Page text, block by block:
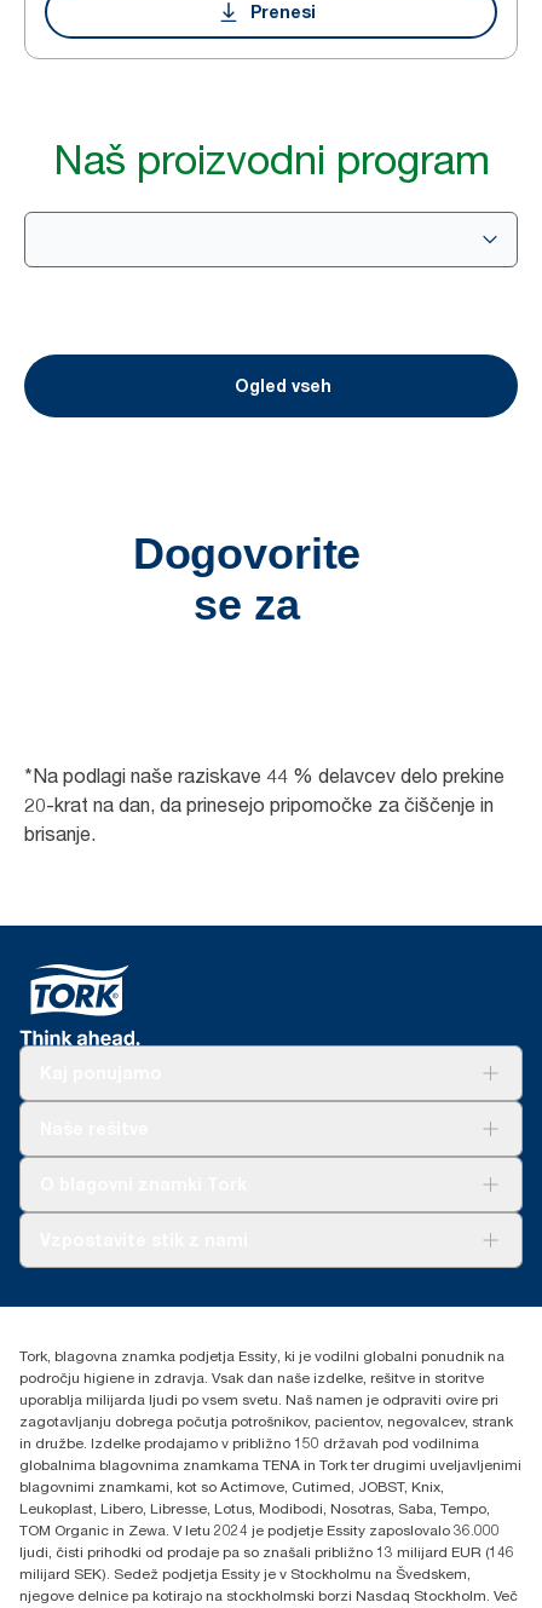
Prenesi
Naš proizvodni program
Ogled vseh
*Na podlagi naše raziskave 44 % delavcev delo prekine
20-krat na dan, da prinesejo pripomočke za čiščenje in
brisanje.
Essity Hungary Kft. Professional Hygiene
Budakeszi út 51.
Tork, blagovna znamka podjetja Essity, ki je vodilni globalni ponudnik na
področju higiene in zdravja. Vsak dan naše izdelke, rešitve in storitve
uporablja milijarda ljudi po vsem svetu. Naš namen je odpraviti ovire pri
zagotavljanju dobrega počutja potrošnikov, pacientov, negovalcev, strank
in družbe. Izdelke prodajamo v približno 150 državah pod vodilnima
globalnima blagovnima znamkama TENA in Tork ter drugimi uveljavljenimi
blagovnimi znamkami, kot so Actimove, Cutimed, JOBST, Knix,
Leukoplast, Libero, Libresse, Lotus, Modibodi, Nosotras, Saba, Tempo,
TOM Organic in Zewa. V letu 2024 je podjetje Essity zaposlovalo 36.000
ljudi, čisti prihodki od prodaje pa so znašali približno 13 milijard EUR (146
milijard SEK). Sedež podjetja Essity je v Stockholmu na Švedskem,
njegove delnice pa kotirajo na stockholmski borzi Nasdaq Stockholm. Več